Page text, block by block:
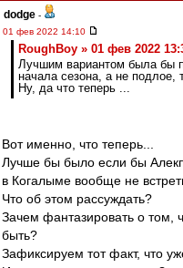
dodge -
01 фев 2022 14:10
RoughBoy » 01 фев 2022
Лучшим вариантом была бы
начала сезона, а не подлое,
Ну, да что теперь ...
Вот именно, что теперь...
Лучше бы было если бы
в Когалыме вообще не
Что об этом рассуждать?
Зачем фантазировать о том,
быть?
Зафиксируем тот факт, что